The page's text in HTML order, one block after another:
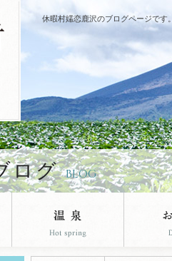
休暇村嬬恋鹿沢のブログページです。
ログ BLOG